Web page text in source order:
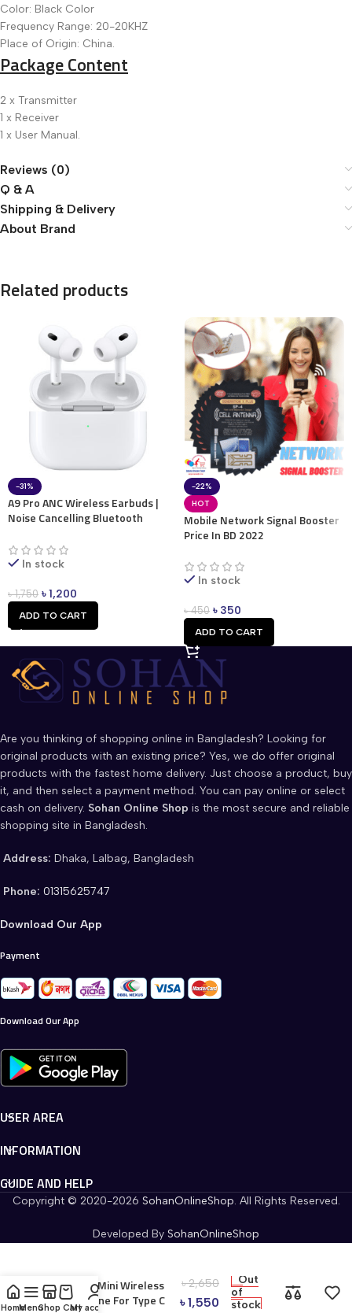
Color: Black Color
Frequency Range: 20-20KHZ
Place of Origin: China.
Package Content
2 x Transmitter
1 x Receiver
1 x User Manual.
Reviews (0)
Q & A
Shipping & Delivery
About Brand
Related products
-31%
A9 Pro ANC Wireless Earbuds |
Noise Cancelling Bluetooth
In stock
৳1,750 ৳1,200
ADD TO CART
-22%
HOT
Mobile Network Signal Booster
Price In BD 2022
In stock
৳450 ৳ 350
ADD TO CART
Are you thinking of shopping online in Bangladesh? Looking for
original products with an existing price? Yes, we do offer original
products with the fastest home delivery. Just choose a product, buy
it, and then select a payment method. You can pay online or select
cash on delivery. Sohan Online Shop is the most secure and reliable
shopping site in Bangladesh.
Address: Dhaka, Lalbag, Bangladesh
Phone: 01315625747
Download Our App
Payment
Download Our App
USER AREA
INFORMATION
GUIDE AND HELP
Copyright © 2020-2026 SohanOnlineShop. All Rights Reserved.
Developed By SohanOnlineShop
HomeMenuShop Cart
My account
SX9 Dual Mini Wireless
Microphone For Type C
৳2,650
৳1,550
Out
of
stock